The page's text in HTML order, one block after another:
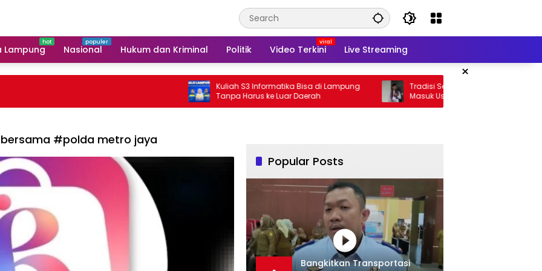
Lampung Nasional Hukum dan Kriminal Politik Video Terkini Live Streaming
×
Kuliah S3 Informatika Bisa di Lampung
Tanpa Harus ke Luar Daerah
Tradisi Sedekah Bumi Sumur Kumbang
Masuk Usia 206 Tahun
#polda metro jaya
Popular Posts
Bangkitkan Transportasi